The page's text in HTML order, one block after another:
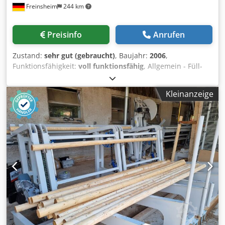
Freinsheim 244 km
Preisinfo Anrufen
Zustand: sehr gut (gebraucht), Baujahr: 2006,
Funktionsfähigkeit: voll funktionsfähig, Allgemein - Füll-
und Verschliesskombinat Bertolaso Bj. 2006 - gepflegte
Anlage mit jährlicher Inspektion - Laufrichtung links/rechts
- Leistungsbereich bis 8.000 Fl./h 63-stelliger Klammer-
Überkopfrinser - Sterilationsmedium Ozon -
Vollautomatische Sterilisation vor Füllbeginn - Zentral
verstellbare Einlaufsterne, einfacher
Einlaufschneckenaustausch 40-stelliger Vakuumfüller - mit
neuem Getriebe - zentral verstellbare Einlaufschnecken -
einfacher Einlaufschneckenaustausch - vollautomatische
Dämpfung - zentrale Höhenverstellung 6-stelliger
Naturkorkverschließer - mit separater Korkversorgung 6-
köpfiger Schraubverschliesser für BVS 30/60 und MCA 28 -
zentrale Verschlusskappenversorgung - mit zentraler
Kontrollstation - automatischer Fehlflaschenausstoß und
Kleinanzeige